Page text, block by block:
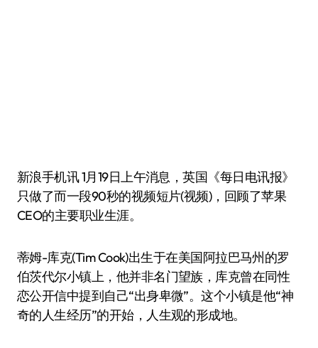
新浪手机讯 1月19日上午消息，英国《每日电讯报》
只做了而一段90秒的视频短片(视频)，回顾了苹果
CEO的主要职业生涯。
蒂姆-库克(Tim Cook)出生于在美国阿拉巴马州的罗
伯茨代尔小镇上，他并非名门望族，库克曾在同性
恋公开信中提到自己“出身卑微”。这个小镇是他“神
奇的人生经历”的开始，人生观的形成地。